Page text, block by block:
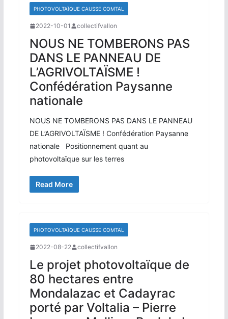
PHOTOVOLTAÏQUE CAUSSE COMTAL
2022-10-01 collectifvallon
NOUS NE TOMBERONS PAS
DANS LE PANNEAU DE
L’AGRIVOLTAÏSME !
Confédération Paysanne
nationale
NOUS NE TOMBERONS PAS DANS LE PANNEAU
DE L’AGRIVOLTAÏSME ! Confédération Paysanne
nationale Positionnement quant au
photovoltaïque sur les terres
Read More
PHOTOVOLTAÏQUE CAUSSE COMTAL
2022-08-22 collectifvallon
Le projet photovoltaïque de
80 hectares entre
Mondalazac et Cadayrac
porté par Voltalia – Pierre